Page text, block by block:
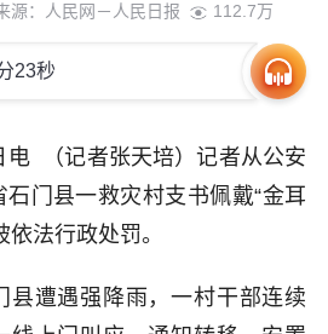
源： 人民网－人民日报 112.7万
（记者张天培）记者从公安
门县一救灾村支书佩戴“金耳
法行政处罚。
遭遇强降雨，一村干部连续